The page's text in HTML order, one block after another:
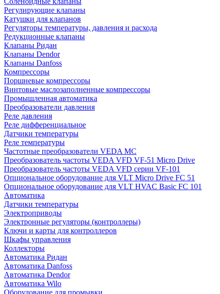
Регулирующие клапаны
Катушки для клапанов
Регуляторы температуры, давления и расхода
Редукционные клапаны
Клапаны Ридан
Клапаны Dendor
Клапаны Danfoss
Компрессоры
Поршневые компрессоры
Винтовые маслозаполненные компрессоры
Промышленная автоматика
Преобразователи давления
Реле давления
Реле дифференциальное
Датчики температуры
Реле температуры
Частотные преобразователи VEDA MC
Преобразователь частоты VEDA VFD VF-51 Micro Drive
Преобразователь частоты VEDA VFD серии VF-101
Опциональное оборудование для VLT Micro Drive FC 51
Опциональное оборудование для VLT HVAC Basic FC 101
Автоматика
Датчики температуры
Электроприводы
Электронные регуляторы (контроллеры)
Ключи и карты для контроллеров
Шкафы управления
Коллекторы
Автоматика Ридан
Автоматика Danfoss
Автоматика Dendor
Автоматика Wilo
Оборудование для промывки